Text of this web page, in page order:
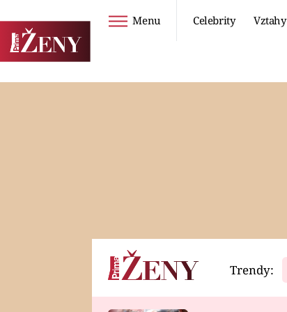
Menu Celebrity Vztahy
Horoskopy Video
Trendy: